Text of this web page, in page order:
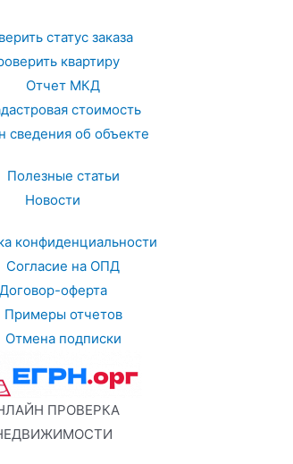
статус заказа
квартиру
Отчет МКД
стоимость
сведения об объекте
Полезные статьи
Новости
конфиденциальности
Согласие на ОПД
Договор-оферта
Примеры отчетов
Отмена подписки
ПРОВЕРКА